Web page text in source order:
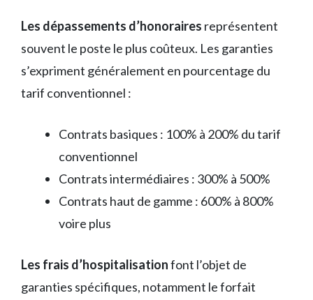
Les dépassements d’honoraires représentent
souvent le poste le plus coûteux. Les garanties
s’expriment généralement en pourcentage du
tarif conventionnel :
Contrats basiques : 100% à 200% du tarif
conventionnel
Contrats intermédiaires : 300% à 500%
Contrats haut de gamme : 600% à 800%
voire plus
Les frais d’hospitalisationfont l’objet de
garanties spécifiques, notamment le forfait